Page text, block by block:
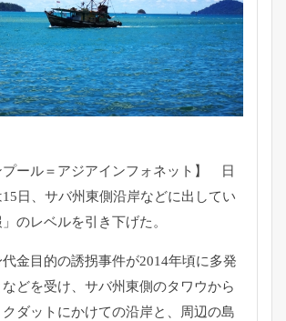
プール＝アジアインフォネット】 日
日、サバ州東側沿岸などに出してい
のレベルを引き下げた。
代金目的の誘拐事件が2014年頃に多発
どを受け、サバ州東側のタワウから
クダットにかけての沿岸と、周辺の島